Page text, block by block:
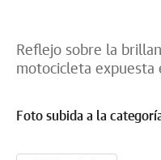
Reflejo sobre la
motocicleta expuesta
Foto subida a la